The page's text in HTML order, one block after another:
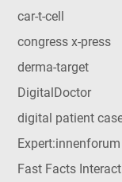
car-t-cell
congress x-press
derma-target
DigitalDoctor
digital patient
Expert:innenforum
Fast Facts